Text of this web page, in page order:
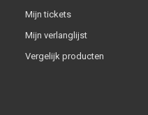
Mijn tickets
Mijn verlanglijst
Vergelijk producten